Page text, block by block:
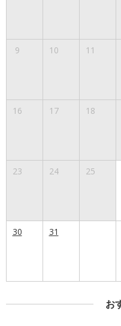
9 10 11
16 17 18
23 24 25
30 31
お